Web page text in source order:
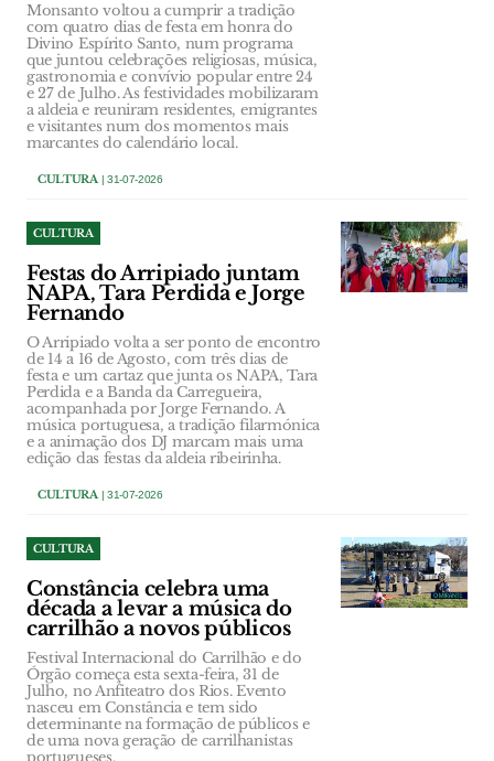
Monsanto voltou a cumprir a tradição
com quatro dias de festa em honra do
Divino Espírito Santo, num programa
que juntou celebrações religiosas, música,
gastronomia e convívio popular entre 24
e 27 de Julho. As festividades mobilizaram
a aldeia e reuniram residentes, emigrantes
e visitantes num dos momentos mais
marcantes do calendário local.
CULTURA | 31-07-2026
CULTURA
Festas do Arripiado juntam
NAPA, Tara Perdida e Jorge
Fernando
O Arripiado volta a ser ponto de encontro
de 14 a 16 de Agosto, com três dias de
festa e um cartaz que junta os NAPA, Tara
Perdida e a Banda da Carregueira,
acompanhada por Jorge Fernando. A
música portuguesa, a tradição filarmónica
e a animação dos DJ marcam mais uma
edição das festas da aldeia ribeirinha.
CULTURA | 31-07-2026
CULTURA
Constância celebra uma
década a levar a música do
carrilhão a novos públicos
Festival Internacional do Carrilhão e do
Órgão começa esta sexta-feira, 31 de
Julho, no Anfiteatro dos Rios. Evento
nasceu em Constância e tem sido
determinante na formação de públicos e
de uma nova geração de carrilhanistas
portugueses.